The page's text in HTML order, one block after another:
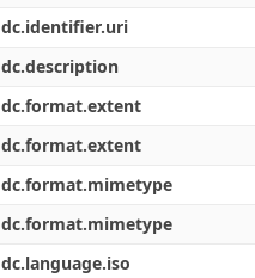
dc.identifier.uri
dc.description
dc.format.extent
dc.format.extent
dc.format.mimetype
dc.format.mimetype
dc.language.iso